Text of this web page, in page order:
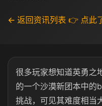
← 返回资讯列表 👉 点此
很多玩家想知道英勇之
的一个沙漠新团本中的
挑战，可见其难度相当